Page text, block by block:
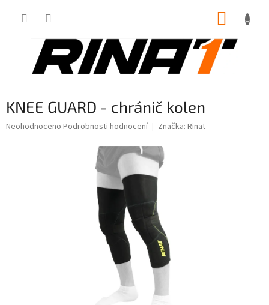
KNEE GUARD - chránič kolen
Průměrné
Neohodnoceno Podrobnosti hodnocení Značka: Rinat